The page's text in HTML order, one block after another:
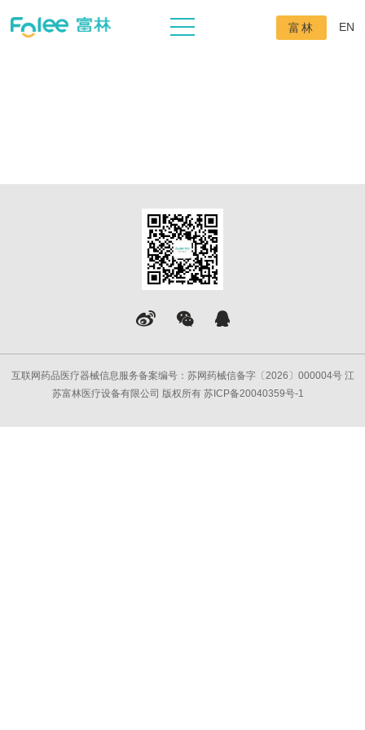
富林 EN
互联网药品医疗器械信息服务备案编号：苏网药械信备字〔2026〕000004号 江
苏富林医疗设备有限公司 版权所有 苏ICP备20040359号-1